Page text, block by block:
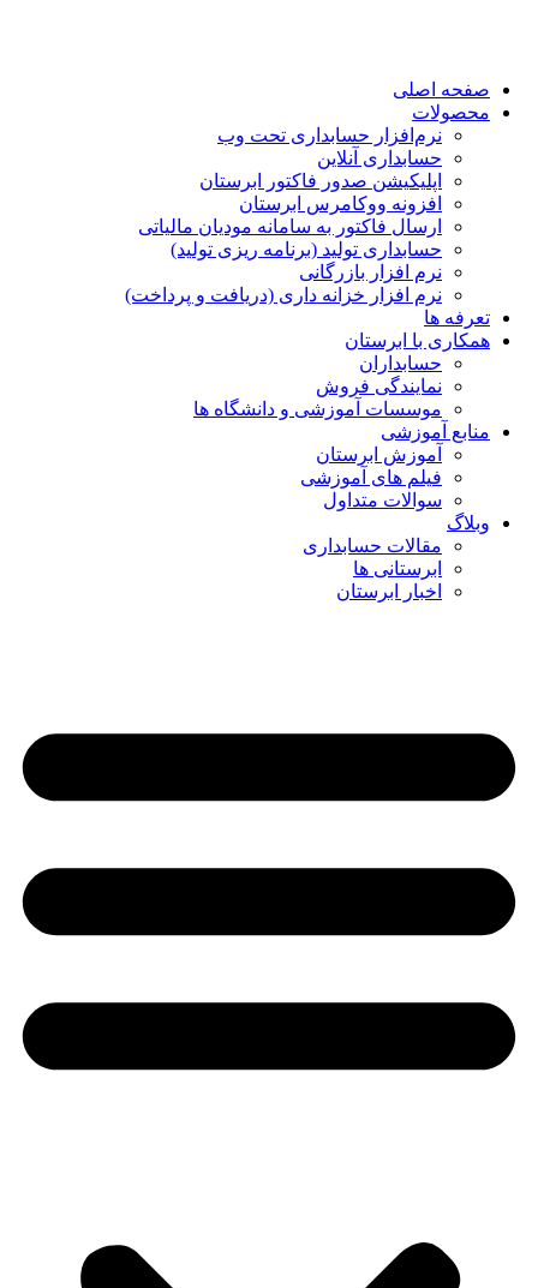
صفحه اصلی
محصولات
نرم‌افزار حسابداری تحت وب
حسابداری آنلاین
اپلیکیشن صدور فاکتور ابرستان
افزونه ووکامرس ابرستان
ارسال فاکتور به سامانه مودیان مالیاتی
حسابداری تولید (برنامه ریزی تولید)
نرم افزار بازرگانی
نرم افزار خزانه داری (دریافت و پرداخت)
تعرفه ها
همکاری با ابرستان
حسابداران
نمایندگی فروش
موسسات آموزشی و دانشگاه ها
منابع آموزشی
آموزش ابرستان
فیلم های آموزشی
سوالات متداول
وبلاگ
مقالات حسابداری
ابرستانی ها
اخبار ابرستان